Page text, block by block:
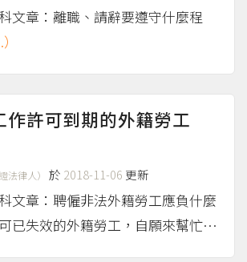
文章：離職、請辭要遵守什麼程
作許可到期的外籍勞工
法律人） 於 2018-11-06 更新
文章：聘僱非法外籍勞工應負什麼
已失效的外籍勞工，自願來幫忙，